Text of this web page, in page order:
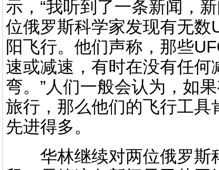
示，“我听到了一条新闻，
位俄罗斯科学家发现有无数
阳飞行。他们声称，那些
速或减速，有时在没有任
弯。”人们一般会认为，如
旅行，那么他们的飞行工
先进得多。
华林继续对两位俄罗斯